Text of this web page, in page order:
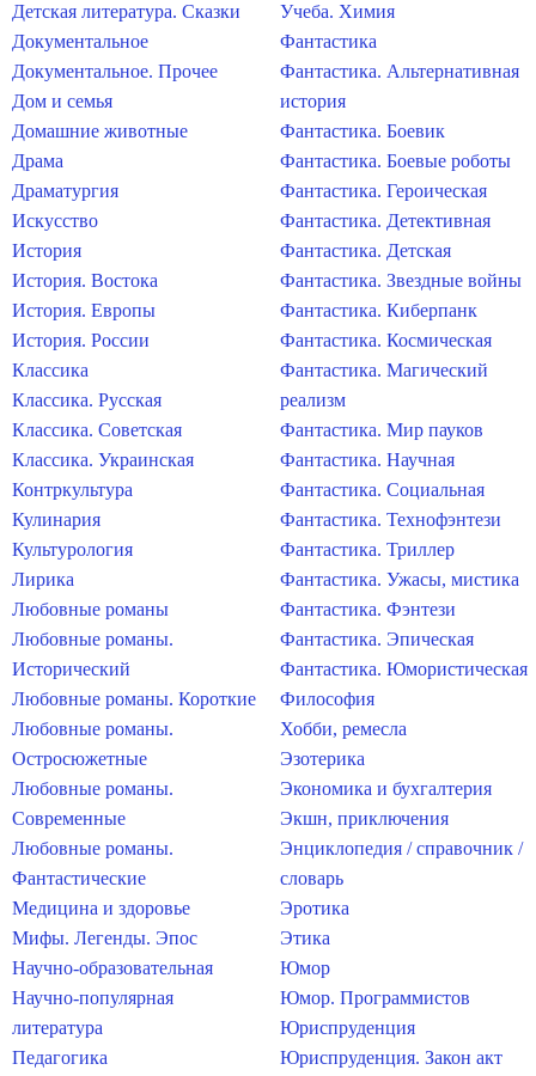
Детская литература. Сказки
Документальное
Документальное. Прочее
Дом и семья
Домашние животные
Драма
Драматургия
Искусство
История
История. Востока
История. Европы
История. России
Классика
Классика. Русская
Классика. Советская
Классика. Украинская
Контркультура
Кулинария
Культурология
Лирика
Любовные романы
Любовные романы.
Исторический
Любовные романы. Короткие
Любовные романы.
Остросюжетные
Любовные романы.
Современные
Любовные романы.
Фантастические
Медицина и здоровье
Мифы. Легенды. Эпос
Научно-образовательная
Научно-популярная
литература
Педагогика
Учеба. Химия
Фантастика
Фантастика. Альтернативная
история
Фантастика. Боевик
Фантастика. Боевые роботы
Фантастика. Героическая
Фантастика. Детективная
Фантастика. Детская
Фантастика. Звездные войны
Фантастика. Киберпанк
Фантастика. Космическая
Фантастика. Магический
реализм
Фантастика. Мир пауков
Фантастика. Научная
Фантастика. Социальная
Фантастика. Технофэнтези
Фантастика. Триллер
Фантастика. Ужасы, мистика
Фантастика. Фэнтези
Фантастика. Эпическая
Фантастика. Юмористическая
Философия
Хобби, ремесла
Эзотерика
Экономика и бухгалтерия
Экшн, приключения
Энциклопедия / справочник /
словарь
Эротика
Этика
Юмор
Юмор. Программистов
Юриспруденция
Юриспруденция. Закон акт